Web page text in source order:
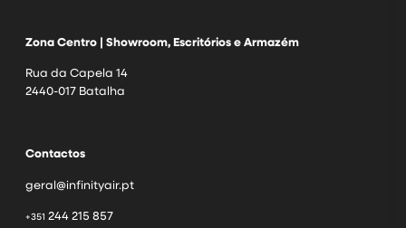
Zona Centro | Showroom, Escritórios e Armazém
Rua da Capela 14
2440-017 Batalha
Contactos
geral@infinityair.pt
+351 244 215 857